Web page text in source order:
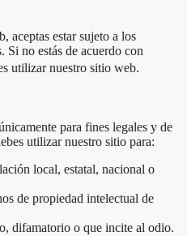
aceptas estar sujeto a los
Si no estás de acuerdo con
utilizar nuestro sitio web.
para fines legales y de
utilizar nuestro sitio para:
local, estatal, nacional o
de propiedad intelectual de
difamatorio o que incite al odio.